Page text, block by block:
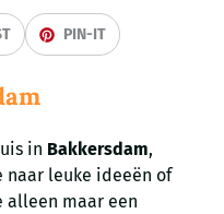
PIN-IT
in Bakkersdam,
naar leuke ideeën of
alleen maar een